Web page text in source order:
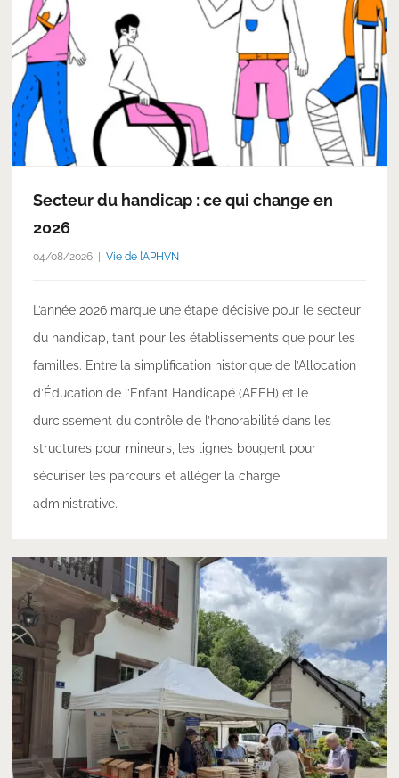
Secteur du handicap : ce qui change en
2026
04/08/2026 Vie de l’APHVN
L’année 2026 marque une étape décisive pour le secteur
du handicap, tant pour les établissements que pour les
familles. Entre la simplification historique de l’Allocation
d’Éducation de l’Enfant Handicapé (AEEH) et le
durcissement du contrôle de l’honorabilité dans les
structures pour mineurs, les lignes bougent pour
sécuriser les parcours et alléger la charge
administrative.